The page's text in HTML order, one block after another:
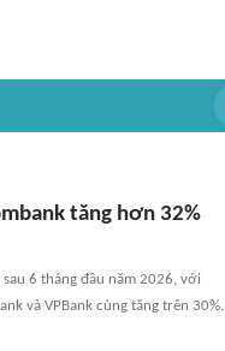
tăng hơn 32%
6 tháng đầu năm 2026, với
và VPBank cùng tăng trên 30%.